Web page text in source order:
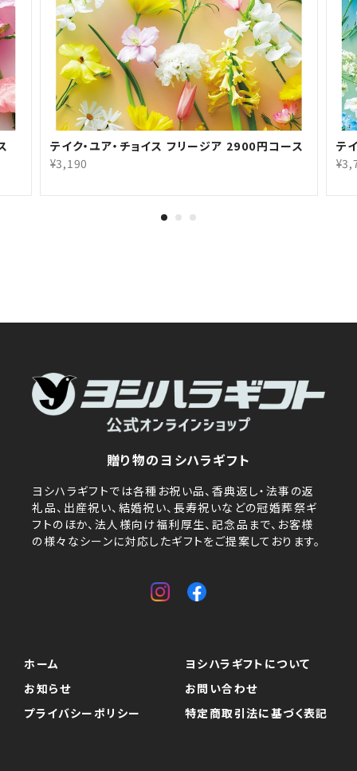
テイク・ユア・チョイス フリージア 2900円コース
¥3,190
テ
贈り物のヨシハラギフト
ヨシハラギフトでは各種お祝い品、香典返し・法事の返
礼品、出産祝い、結婚祝い、長寿祝いなどの冠婚葬祭ギ
フトのほか、法人様向け福利厚生、記念品まで、お客様
の様々なシーンに対応したギフトをご提案しております。
ホーム
ヨシハラギフトについて
お知らせ
お問い合わせ
プライバシーポリシー
特定商取引法に基づく表記